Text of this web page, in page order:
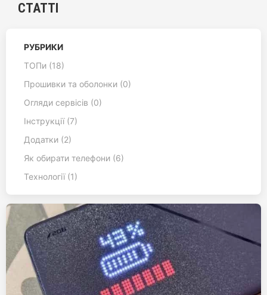
СТАТТІ
РУБРИКИ
ТОПи (18)
Прошивки та оболонки (0)
Огляди сервісів (0)
Інструкції (7)
Додатки (2)
Як обирати телефони (6)
Технології (1)